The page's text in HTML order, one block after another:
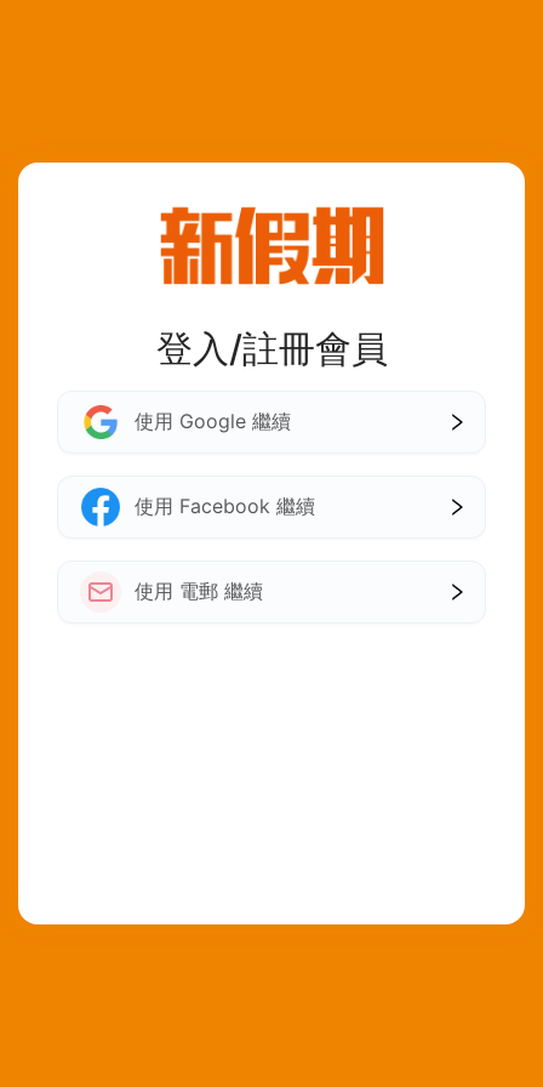
登入/註冊會員
使用 Google 繼續
使用 Facebook 繼續
使用 電郵 繼續